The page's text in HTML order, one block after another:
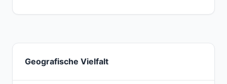
Geografische Vielfalt